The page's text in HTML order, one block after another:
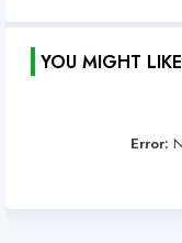
YOU MIGHT LIKE
Error: